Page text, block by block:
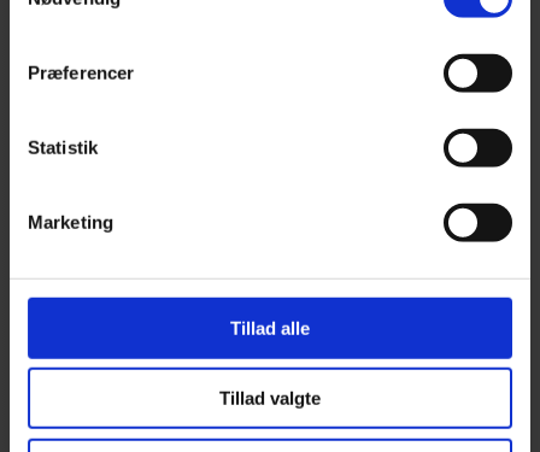
Præferencer
Statistik
Marketing
Tillad alle
Tillad valgte